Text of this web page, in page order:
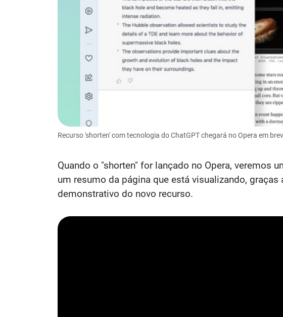
Recurso 'shorten' com tecnologia do ChatGPT chegará no Opera em
Quando o "shorten" for lançado no Opera, veremos
um resumo da página que está visualizando,
demonstrativo do novo recurso.